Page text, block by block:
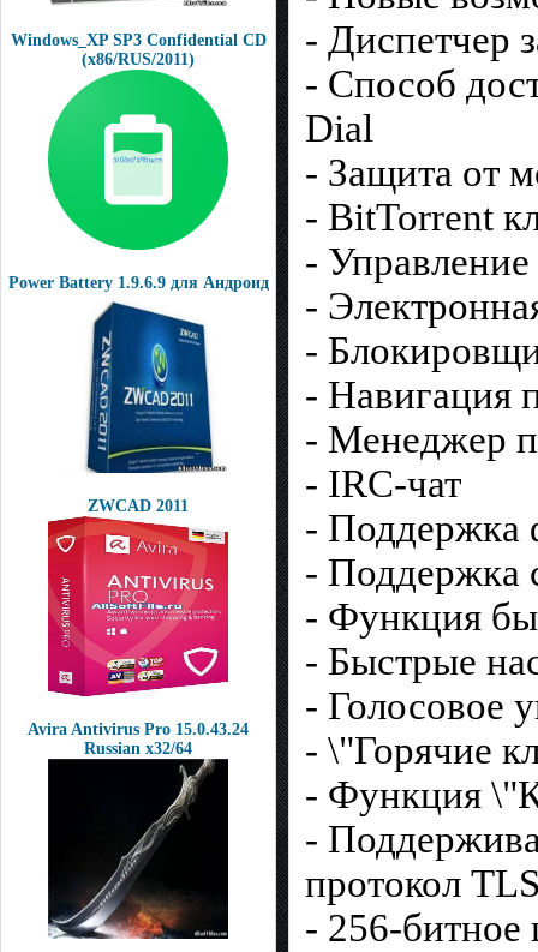
Windows_XP SP3 Confidential CD
(x86/RUS/2011)
Power Battery 1.9.6.9 для Андроид
ZWCAD 2011
Avira Antivirus Pro 15.0.43.24
Russian x32/64
- Диспетчер
- Cпособ
Dial
- Защита от
- BitTorrent
-
-
-
- Навигация
- Менеджер
- IRC-чат
- Поддержка
- Поддержка
- Функция
- Быстрые
- Голосовое
- \"Горячие
- Функция
-
протокол
- 256-